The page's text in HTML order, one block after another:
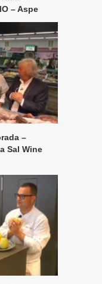
– Aspe
–
Sal Wine